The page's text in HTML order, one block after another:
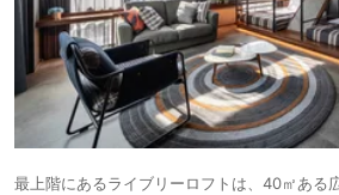
最上階にあるライブリーロフトは、40㎡ある